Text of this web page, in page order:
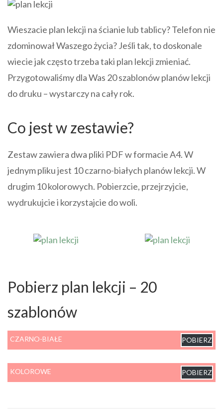
Wieszacie plan lekcji na ścianie lub tablicy? Telefon nie
zdominował Waszego życia? Jeśli tak, to doskonale
wiecie jak często trzeba taki plan lekcji zmieniać.
Przygotowaliśmy dla Was 20 szablonów planów lekcji
do druku – wystarczy na cały rok.
Co jest w zestawie?
Zestaw zawiera dwa pliki PDF w formacie A4. W
jednym pliku jest 10 czarno-białych planów lekcji. W
drugim 10 kolorowych. Pobierzcie, przejrzyjcie,
wydrukujcie i korzystajcie do woli.
Pobierz plan lekcji – 20
szablonów
CZARNO-BIAŁE POBIERZ
KOLOROWE POBIERZ